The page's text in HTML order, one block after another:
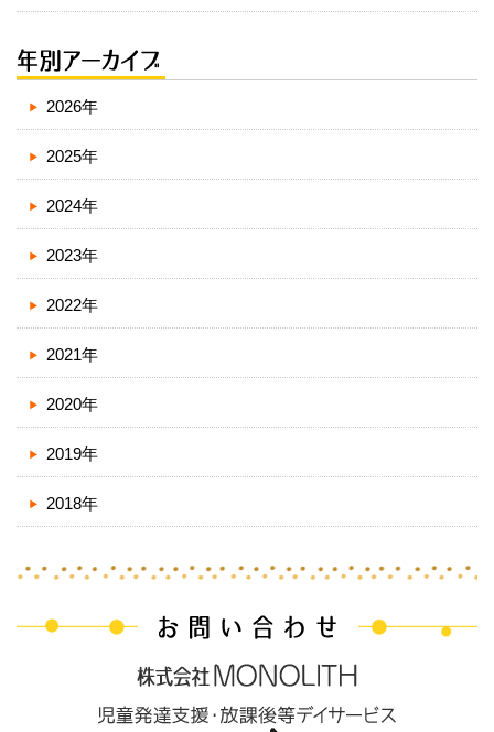
2026年
2025年
2024年
2023年
2022年
2021年
2020年
2019年
2018年